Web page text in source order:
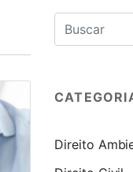
Direito